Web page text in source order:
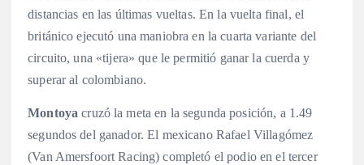
distancias en las últimas vueltas. En la vuelta final, el
británico ejecutó una maniobra en la cuarta variante del
circuito, una «tijera» que le permitió ganar la cuerda y
superar al colombiano.
Montoya cruzó la meta en la segunda posición, a 1.49
segundos del ganador. El mexicano Rafael Villagómez
(Van Amersfoort Racing) completó el podio en el tercer